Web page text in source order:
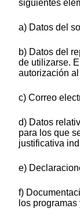
siguientes
a) Datos del
b) Datos del
de utilizarse.
autorización
c) Correo
d) Datos
para los que
justificativa
e)
f)
los